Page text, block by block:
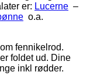
er: Lucerne –
o.a.
fennikelrod.
foldet ud. Dine
inkl rødder.